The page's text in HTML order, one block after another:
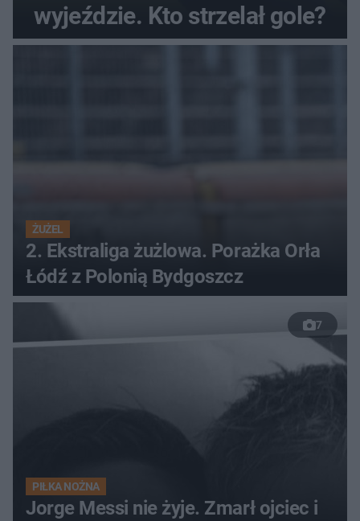
wyjeździe. Kto strzelał gole?
ŻUŻEL
2. Ekstraliga żużlowa. Porażka Orła
Łódź z Polonią Bydgoszcz
7
PIŁKA NOŻNA
Jorge Messi nie żyje. Zmarł ojciec i